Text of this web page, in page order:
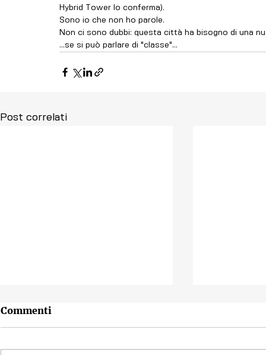
Hybrid Tower lo conferma).
Sono io che non ho parole.
Non ci sono dubbi: questa città ha bisogno di una
...se si può parlare di "classe"...
Post correlati
Commenti